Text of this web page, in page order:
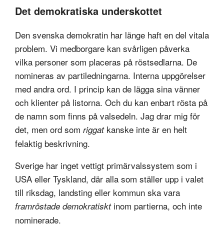
Det demokratiska underskottet
Den svenska demokratin har länge haft en del vitala
problem. Vi medborgare kan svårligen påverka
vilka personer som placeras på röstsedlarna. De
nomineras av partiledningarna. Interna uppgörelser
med andra ord. I princip kan de lägga sina vänner
och klienter på listorna. Och du kan enbart rösta på
de namn som finns på valsedeln. Jag drar mig för
det, men ord som riggatkanske inte är en helt
felaktig beskrivning.
Sverige har inget vettigt primärvalssystem som i
USA eller Tyskland, där alla som ställer upp i valet
till riksdag, landsting eller kommun ska vara
framröstade demokratisktinom partierna, och inte
nominerade.